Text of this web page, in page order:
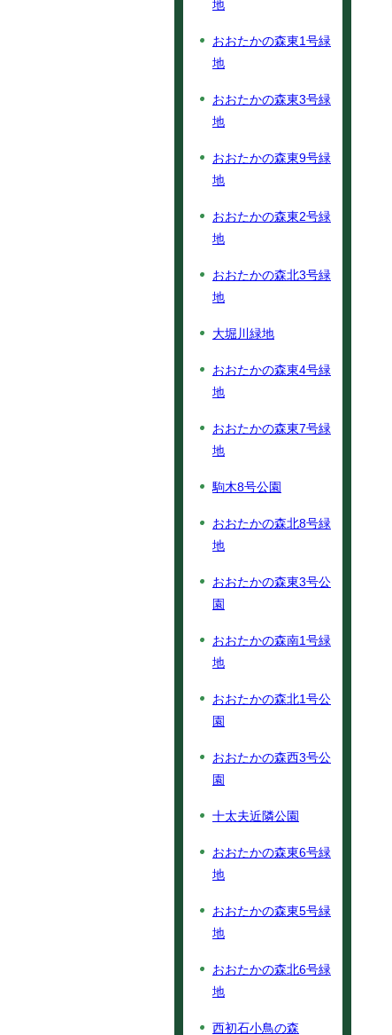
地
おおたかの森東1号緑
地
おおたかの森東3号緑
地
おおたかの森東9号緑
地
おおたかの森東2号緑
地
おおたかの森北3号緑
地
大堀川緑地
おおたかの森東4号緑
地
おおたかの森東7号緑
地
駒木8号公園
おおたかの森北8号緑
地
おおたかの森東3号公
園
おおたかの森南1号緑
地
おおたかの森北1号公
園
おおたかの森西3号公
園
十太夫近隣公園
おおたかの森東6号緑
地
おおたかの森東5号緑
地
おおたかの森北6号緑
地
西初石小鳥の森